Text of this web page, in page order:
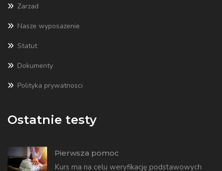
Zarzad
Nasze wyposazenie
Statut
Dokumenty
Polityka prywatnosci
Ostatnie testy
Pierwsza pomoc
Kurs ma na celu weryfikację podstawowych